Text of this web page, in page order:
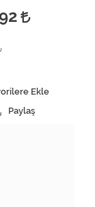
Ekle
Paylaş